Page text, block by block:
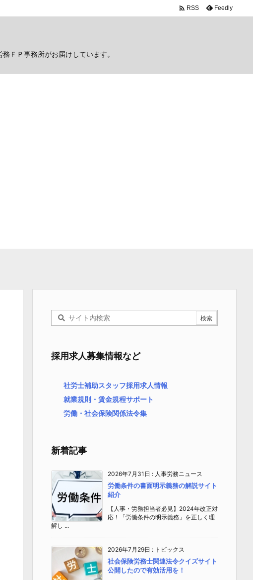
ＦＰ事務所がお届けしています。
 RSS Feedly
採用求人募集情報など
社労士補助スタッフ採用求人情報
就業規則・賃金規程サポート
労働・社会保険関係法令集
新着記事
2026年7月31日 : 人事労務ニュース
労働条件の書面明示義務の解説サイト
紹介
【人事・労務担当者必見】2024年改正対
応！「労働条件の明示義務」を正しく理
解し ...
2026年7月29日 : トピックス
社会保険労務士関連法令クイズサイト
公開したので有効活用を！